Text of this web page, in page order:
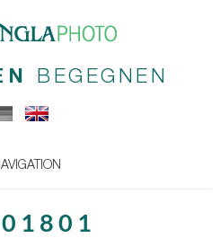
BEGEGNEN